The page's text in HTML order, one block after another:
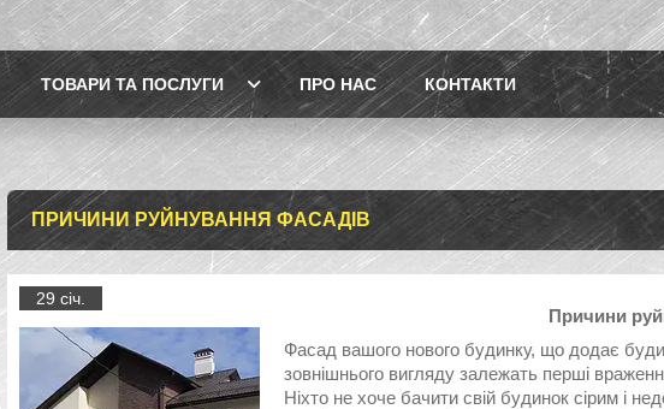
ТОВАРИ ТА ПОСЛУГИ ПРО НАС КОНТАКТИ
ПРИЧИНИ РУЙНУВАННЯ ФАСАДІВ
29 січ.
Причини
Фасад вашого нового будинку, що додає
зовнішнього вигляду залежать перші
Ніхто не хоче бачити свій будинок сірим і